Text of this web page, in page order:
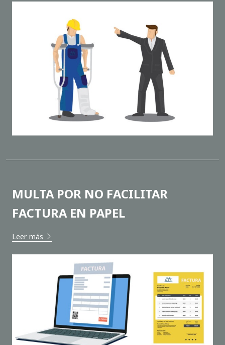
MULTA POR NO FACILITAR
FACTURA EN PAPEL
Leer más